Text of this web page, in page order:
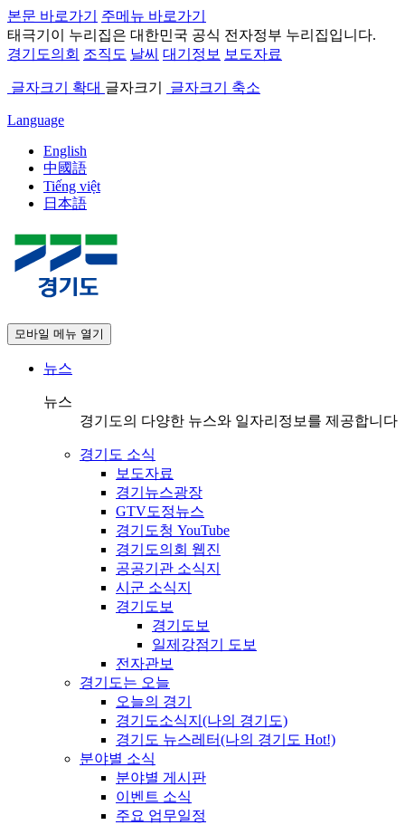
본문 바로가기
주메뉴 바로가기
태극기 이 누리집은 대한민국 공식 전자정부 누리집입니다.
경기도의회 조직도 날씨 대기정보 보도자료
글자크기 확대 글자크기 글자크기 축소
Language
English
中國語
Tiếng việt
日本語
모바일 메뉴 열기
뉴스
뉴스
경기도의 다양한 뉴스와 일자리정보를 제공합니다
경기도 소식
보도자료
경기뉴스광장
GTV도정뉴스
경기도청 YouTube
경기도의회 웹진
공공기관 소식지
시군 소식지
경기도보
경기도보
일제강점기 도보
전자관보
경기도는 오늘
오늘의 경기
경기도소식지(나의 경기도)
경기도 뉴스레터(나의 경기도 Hot!)
분야별 소식
분야별 게시판
이벤트 소식
주요 업무일정